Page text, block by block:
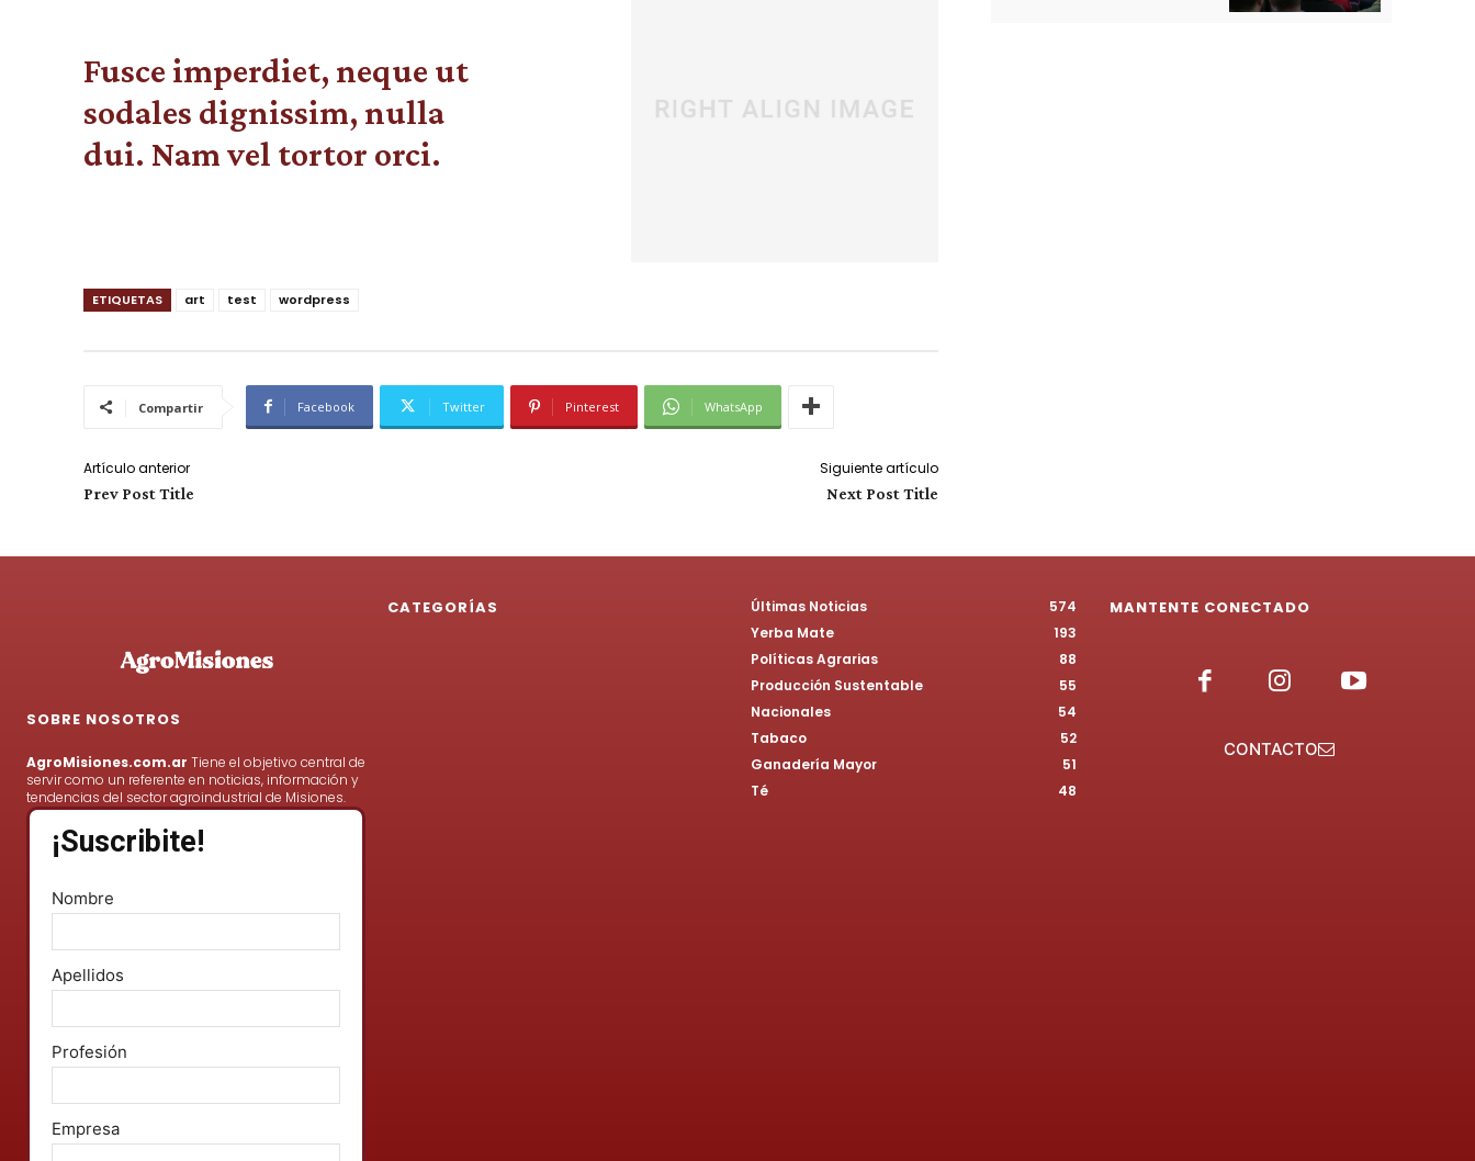
Fusce imperdiet, neque ut
sodales dignissim, nulla
dui. Nam vel tortor orci.
ETIQUETAS art test wordpress
Compartir Facebook Twitter Pinterest WhatsApp
Artículo anterior
Prev Post Title
Siguiente artículo
Next Post Title
SOBRE NOSOTROS
AgroMisiones.com.ar Tiene el objetivo central de
servir como un referente en noticias, información y
tendencias del sector agroindustrial de Misiones.
¡Suscribite!
Nombre
Apellidos
Profesión
Empresa
CATEGORÍAS Últimas Noticias
574
Yerba Mate
193
Políticas Agrarias
88
Producción Sustentable
55
Nacionales
54
Tabaco
52
Ganadería Mayor
51
Té
48
MANTENTE CONECTADO
CONTACTO